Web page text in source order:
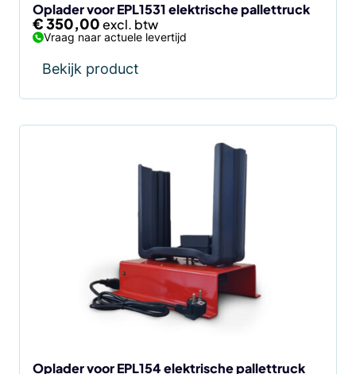
Oplader voor EPL1531 elektrische pallettruck
€350,00
Vraag naar actuele levertijd
Bekijk product
Oplader voor EPL154 elektrische pallettruck